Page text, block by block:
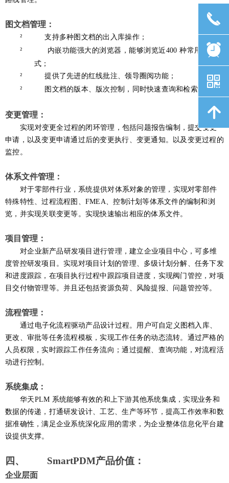
图文档管理：
²
支持多种图文档的出入库操作；
²
内嵌功能强大的浏览器，能够浏览近400种常用文件格
式；
²
提供了先进的红线批注、领导圈阅功能；
²
图文档的版本、版次控制，同时快速查询和检索。
变更管理：
实现对变更全过程的闭环管理，包括问题报告编制，提交变更
申请，以及变更申请通过后的变更执行、变更通知。以及变更过程的
监控。
体系文件管理：
对于零部件行业，系统提供对体系对象的管理，实现对零部件
特殊特性、过程流程图、 FMEA、控制计划等体系文件的编制和浏
览，并实现关联变更等。实现快速输出相应的体系文件。
项目管理：
对企业新产品研发项目进行管理，建立企业项目中心，可多维
度管控研发项目。实现对项目计划的管理、多级计划分解、任务下发
和进度跟踪，在项目执行过程中跟踪项目进度，实现阀门管控，对项
目交付物管理等。并且还包括资源负荷、风险提报、问题管控等。
流程管理：
通过电子化流程驱动产品设计过程。用户可自定义图档入库、
更改、审批等任务流程模板，实现工作任务的动态流转。通过严格的
人员权限，实时跟踪工作任务流向；通过提醒、查询功能，对流程活
动进行控制。
系统集成：
华天PLM 系统能够有效的和上下游其他系统集成，实现业务和
数据的传递，打通研发设计、工艺、生产等环节，提高工作效率和数
据准确性，满足企业系统深化应用的需求，为企业整体信息化平台建
设提供支撑。
四、 SmartPDM产品价值：
企业层面
끅
뀥
낃
녕